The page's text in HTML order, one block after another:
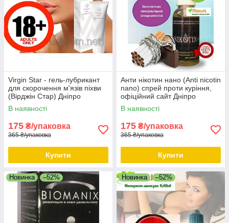
Virgin Star - гель-лубрикант
для скорочення м'язів піхви
(Вірджін Стар) Дніпро
В наявності
175 ₴/упаковка
365 ₴/упаковка
Купити
Анти нікотин нано (Anti nicotin
nano) спрей проти куріння,
офіційний сайт Дніпро
В наявності
175 ₴/упаковка
365 ₴/упаковка
Купити
Новинка –52% Новинка –52%